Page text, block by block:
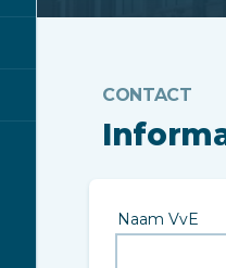
CONTACT
Naam VvE